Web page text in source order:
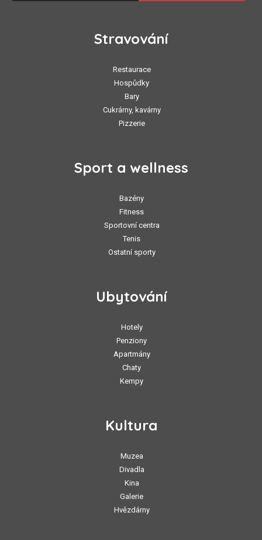
Stravování
Restaurace
Hospůdky
Bary
Cukrárny, kavárny
Pizzerie
Sport a wellness
Bazény
Fitness
Sportovní centra
Tenis
Ostatní sporty
Ubytování
Hotely
Penziony
Apartmány
Chaty
Kempy
Kultura
Muzea
Divadla
Kina
Galerie
Hvězdárny